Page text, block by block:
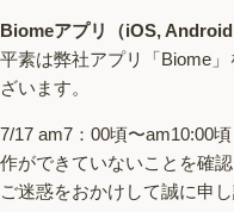
Biomeアプリ（iOS, Android
平素は弊社アプリ「Biome」
ざいます。
7/17 am7：00頃〜am10:00
作ができていないことを確認
ご迷惑をおかけして誠に申し